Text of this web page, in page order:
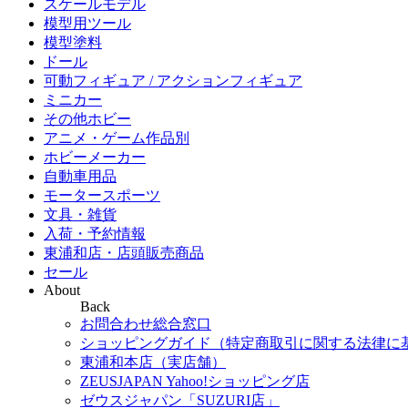
スケールモデル
模型用ツール
模型塗料
ドール
可動フィギュア / アクションフィギュア
ミニカー
その他ホビー
アニメ・ゲーム作品別
ホビーメーカー
自動車用品
モータースポーツ
文具・雑貨
入荷・予約情報
東浦和店・店頭販売商品
セール
About
Back
お問合わせ総合窓口
ショッピングガイド（特定商取引に関する法律に
東浦和本店（実店舗）
ZEUSJAPAN Yahoo!ショッピング店
ゼウスジャパン「SUZURI店」